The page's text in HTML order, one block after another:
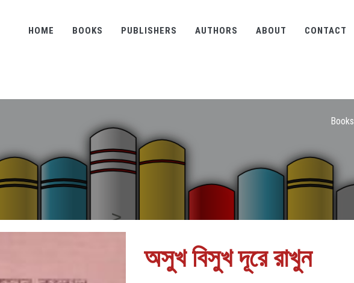
HOME BOOKS PUBLISHERS AUTHORS ABOUT CONTACT
Books
অসুখ বিসুখ দূরে রাখুন